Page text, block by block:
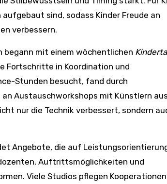
sind, sodass Kinder Freude an
verbessern.
begann mit einem wöchentlichen
Fortschritte in Koordination und
Stunden besucht, fand durch
Austauschworkshops mit Künstlern aus
nur die Technik verbessert, sondern
Angebote, die auf
Auftrittsmöglichkeiten und
Viele Studios pflegen